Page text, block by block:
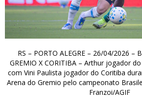
RS – PORTO ALEGRE – 26/04/2026 –
GREMIO X CORITIBA – Arthur jogador
com Vini Paulista jogador do Coritiba
Arena do Gremio pelo campeonato
Franzoi/AGIF